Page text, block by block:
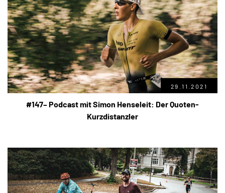
29.11.2021
#147– Podcast mit Simon Henseleit: Der Quoten-
Kurzdistanzler